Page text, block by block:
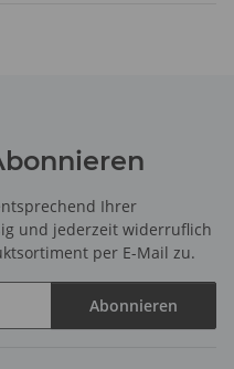
Ihrer
und jederzeit widerruflich
per E-Mail zu.
Abonnieren